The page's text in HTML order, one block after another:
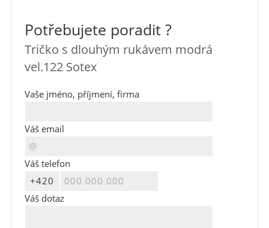
Potřebujete poradit ?
Tričko s dlouhým rukávem modrá
vel.122 Sotex
Vaše jméno, příjmení, firma
Váš email
Váš telefon
Váš dotaz